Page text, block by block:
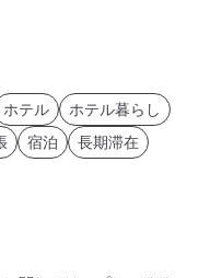
ホテル
ホテル暮らし
宿泊 長期滞在